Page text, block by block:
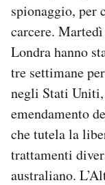
Hai bisogno di
Esci
spionaggio, per
carcere.
Londra hanno
tre settimane
negli Stati Uniti,
emendamento
che tutela la
trattamenti
australiano.